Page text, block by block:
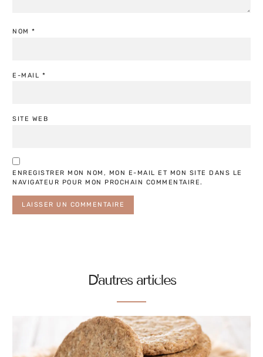
NOM *
E-MAIL *
SITE WEB
ENREGISTRER MON NOM, MON E-MAIL ET MON SITE DANS LE
NAVIGATEUR POUR MON PROCHAIN COMMENTAIRE.
D'autres articles